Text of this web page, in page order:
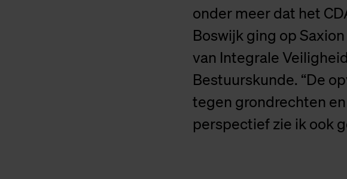
onder meer dat het
Boswijk ging op
van Integrale
Bestuurskunde. “De
tegen grondrechten
perspectief zie ik ook